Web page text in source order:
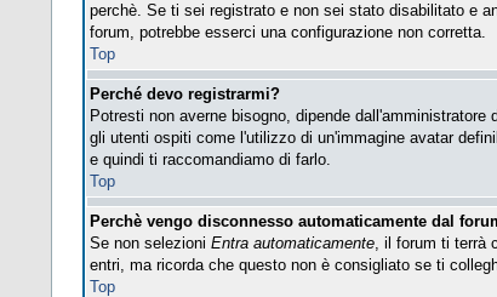
perchè. Se ti sei registrato e non sei stato disabilitato e
forum, potrebbe esserci una configurazione non corretta.
Top
Perché devo registrarmi?
Potresti non averne bisogno, dipende
gli utenti ospiti come l'utilizzo di un'immagine avatar
e quindi ti raccomandiamo di farlo.
Top
Perchè vengo disconnesso automaticamente dal
Se non selezioni Entra automaticamente, il forum ti terrà
entri, ma ricorda che questo non è consigliato se ti
Top